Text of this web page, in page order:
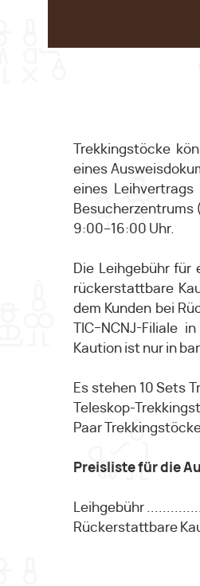
Trekkingstöcke
eines
eines
Besucherzentrums
9:00–16:00 Uhr.
Die Leihgebühr
rückerstattbare
dem Kunden bei
TIC–NCNJ-
Kaution ist nur in
Es stehen 10 Sets
Teleskop-
Paar
Preisliste für die
Leihgebühr
Rückerstattbare